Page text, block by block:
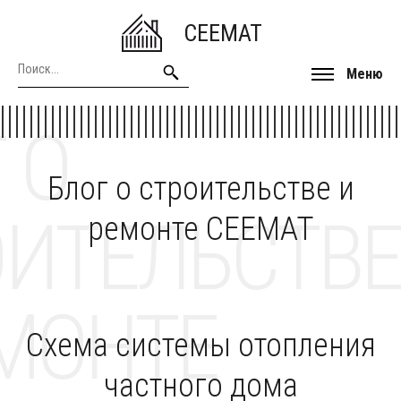
CEEMAT
Меню
Блог о строительстве и
ремонте CEEMAT
О
Схема системы отопления
частного дома